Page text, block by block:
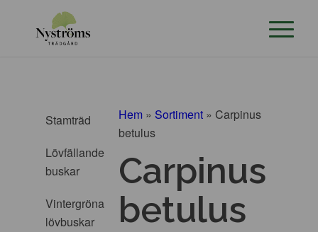
Stamträd
Lövfällande
buskar
Vintergröna
lövbuskar
Hem » Sortiment » Carpinus
betulus
Carpinus
betulus